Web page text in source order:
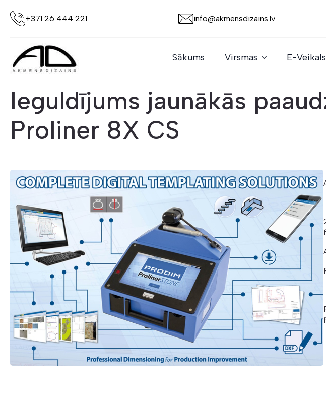
+371 26 444 221 info@akmensdizains.lv
Sākums Virsmas E-Veikals
Ieguldījums jaunākās
Proliner 8X CS